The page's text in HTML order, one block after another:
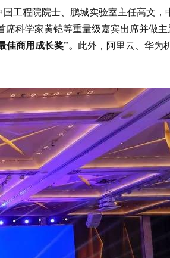
工程院院士、鹏城实验室主任高文，
科学家黄铠等重量级嘉宾出席并做
商用成长奖”。 此外，阿里云、华为